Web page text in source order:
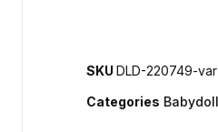
SKU DLD-220749-var
Categories Babydoll